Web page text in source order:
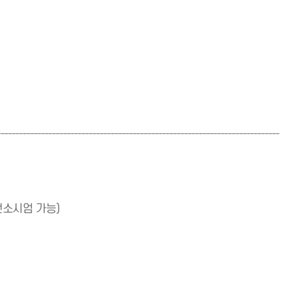
시엄 가능)